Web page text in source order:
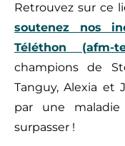
Retrouvez sur ce
soutenez nos
Téléthon (afm-
champions de
Tanguy, Alexia et
par une maladie
surpasser !